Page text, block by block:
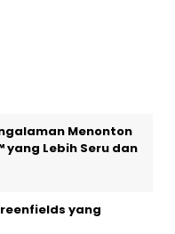
Menonton
yang Lebih Seru dan
yang